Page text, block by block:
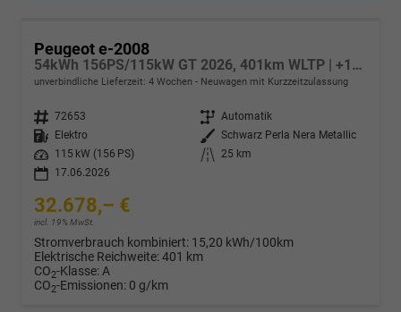
Peugeot e-2008
54kWh 156PS/115kW GT 2026, 401km WLTP | +17" ALU +360-Grad&RFK +Wärmepumpe +Adaptiver Tempomat +Apple CarPlay +SHZ +FULL-LED-Scheinwerfer +Getönte Scheiben
unverbindliche Lieferzeit: 4 Wochen Neuwagen mit Kurzzeitzulassung
Fahrzeugnr. 72653 Getriebe Automatik
Kraftstoff
Elektro Außenfarbe Schwarz Perla Nera Metallic
Leistung
115 kW (156 PS) Kilometerstand
25 km
17.06.2026
32.678,– €
incl. 19% MwSt.
Stromverbrauch kombiniert: 15,20 kWh/100km
Elektrische Reichweite:401 km
CO2-Klasse: A
CO2-Emissionen: 0 g/km